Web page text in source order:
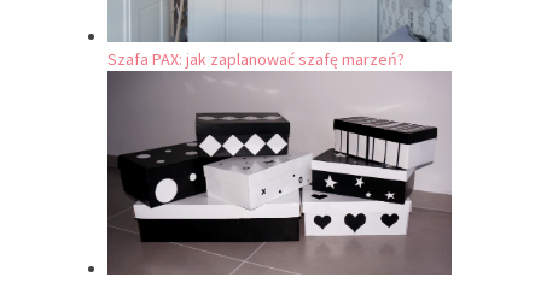
Szafa PAX: jak zaplanować szafę marzeń?